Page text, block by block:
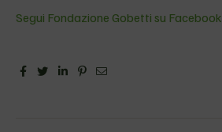
Segui Fondazione Gobetti su Facebook
FacebookTwitterLinkedinPinterest
Email